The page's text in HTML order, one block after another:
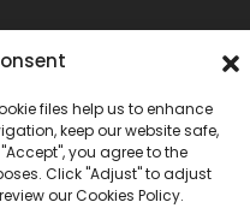
業有限公司。保留所有
files help us to enhance
keep our website safe,
you agree to the
Click "Adjust" to adjust
our Cookies Policy.